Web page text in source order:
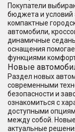
Покупатели
бюджета и условий
компактные
автомобили,
динамичные
оснащения
функциями
Новые
Раздел новых
современными
безопасности и
ознакомиться с
доступными
между собой.
актуальные